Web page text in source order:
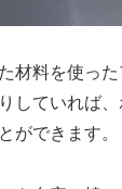
材料を使っ
していれば
ができます。